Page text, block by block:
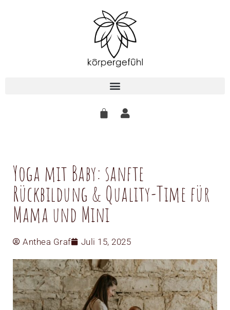
Yoga mit Baby: sanfte
Rückbildung & Quality-Time für
Mama und Mini
Anthea Graf Juli 15, 2025